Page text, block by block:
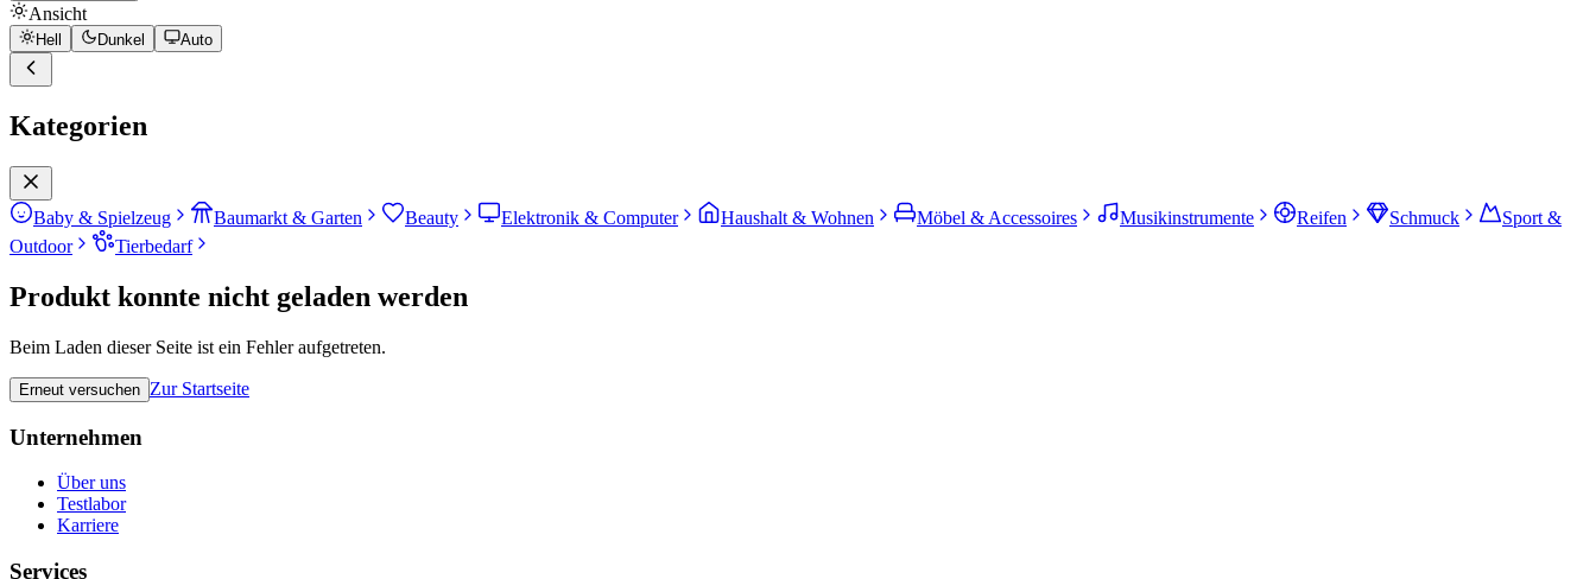
Ansicht
Hell Dunkel Auto
Kategorien
Baby & Spielzeug Baumarkt & Garten Beauty Elektronik & Computer Haushalt & Wohnen Möbel & Accessoires Musikinstrumente Reifen Schmuck
Sport &
Outdoor
Tierbedarf
Produkt konnte nicht geladen werden
Beim Laden dieser Seite ist ein Fehler aufgetreten.
Erneut versuchen Zur Startseite
Unternehmen
Über uns
Testlabor
Karriere
Services